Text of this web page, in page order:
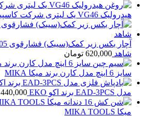
هیدرولیک VG46 یک لیتری شرکت کاسپین
شاهد 620,000 تومان
سایز 6 اینچ مدل کارن برند میکا MIKA
مدل EAD-3PCS برند اکو EKO
440,000
میکا MIKA TOOLS